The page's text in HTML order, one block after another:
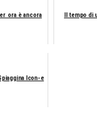
ora è ancora
Il tempo di
Icon-e